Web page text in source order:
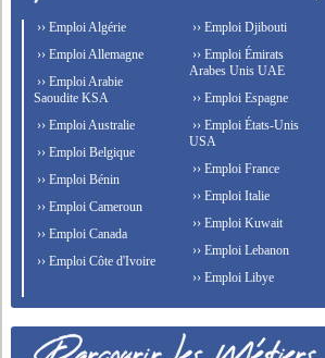
›› Emploi Algérie
›› Emploi Allemagne
›› Emploi Arabie
Saoudite KSA
›› Emploi Australie
›› Emploi Belgique
›› Emploi Bénin
›› Emploi Cameroun
›› Emploi Canada
›› Emploi Côte d'Ivoire
›› Emploi Djibouti
›› Emploi Émirats
Arabes Unis UAE
›› Emploi Espagne
›› Emploi États-Unis
USA
›› Emploi France
›› Emploi Italie
›› Emploi Kuwait
›› Emploi Lebanon
›› Emploi Libye